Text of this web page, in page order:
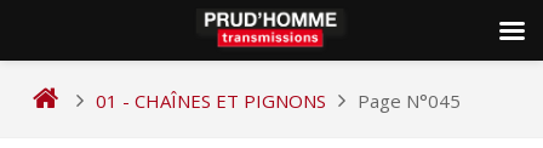
01 - CHAÎNES ET PIGNONS Page N°045